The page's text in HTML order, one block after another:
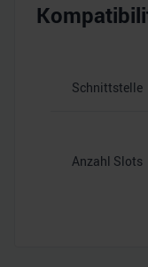
Schnittstelle
Anzahl Slots